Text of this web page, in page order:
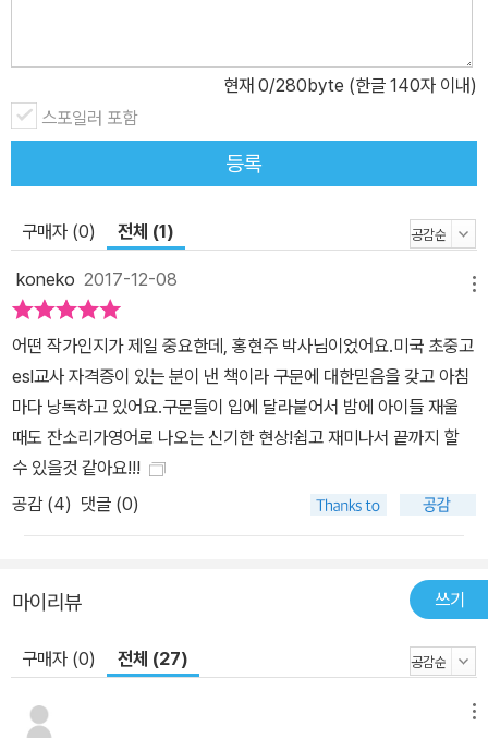
마표 선배맘들과 함께 한글표현부터 영어표현까지 세심하게 고르고
고른 800문장을 수록하였습니다. 우선 이 책의 800문장만 딱 외워
봅시다. 영어 구구단을 입에 익혀 놓으면 영어 말하기가 만만해집니
소리는 꼭 필요한 만큼으로 줄여 담고, 들으면 행복해지는 애정 표현
조금 부족하더라도 사랑과 칭찬이 담긴 영어 대화를 엄마와 매일 나
눈 아이가 장차 영어를 좋아하고 영어로 인해 행복한 아이로 성장할
것이라 믿기 때문입니다. 이 책의 구성 [80개 상황별 영어대화문 +
상황별 표현 베스트 10] 일어나기, 등하교, 식사, 책 읽기, 잠 자기 등
엄마와 아이가 생활하는 80개 일상 상황별로 각 상황에서 가장 많이
쓰이는 대표적인 영어대화문과 베스트 표현 10개를 제시하고 있습니
다. 이 표현들을 여러 번 읽어 입에 익혀 두고 구구단처럼 꺼내 써 보
세요. [오늘의 애정 영어 한마디] 오늘 아이에게 사랑한다는 애정 표
현, 잘했다는 칭찬 표현 잊지 않고 하셨나요? ‘오늘의 애정 영어 한마
활영어 10번 읽기 학습 상황표] 처음부터 외우려고 하면 힘들죠? 일
황표에 표시하면서 공부하면 진행 상황이 한눈에 들어와 더욱 동기부
원어민 MP3를 바로바로 들을 수 있습니다. 야외에서든, 차안에서든
현재 0/280byte (한글 140자 이내)
스포일러 포함
등록
구매자 (0) 전체 (1)
koneko 2017-12-08
어떤 작가인지가 제일 중요한데, 홍현주 박사님이었어요.미국 초중고
esl교사 자격증이 있는 분이 낸 책이라 구문에 대한믿음을 갖고 아침
마다 낭독하고 있어요.구문들이 입에 달라붙어서 밤에 아이들 재울
때도 잔소리가영어로 나오는 신기한 현상!쉽고 재미나서 끝까지 할
수 있을것 같아요!!!
공감 (4) 댓글 (0)
마이리뷰 쓰기
구매자 (0) 전체 (27)